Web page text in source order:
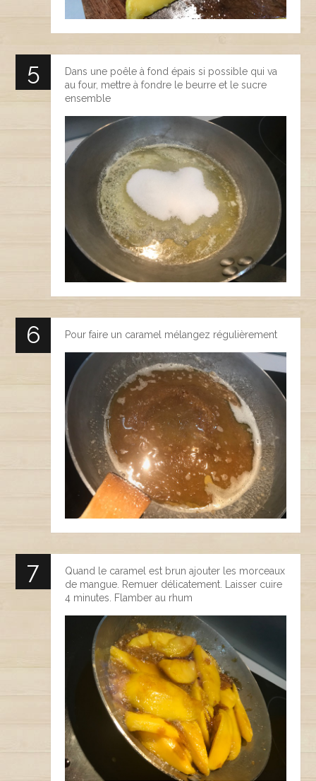
Dans une poêle à fond épais si possible qui va
au four, mettre à fondre le beurre et le sucre
ensemble
Pour faire un caramel mélangez régulièrement
Quand le caramel est brun ajouter les morceaux
de mangue. Remuer délicatement. Laisser cuire
4 minutes. Flamber au rhum